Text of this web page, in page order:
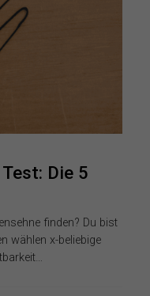
Die 5
finden? Du bist
wählen x-beliebige